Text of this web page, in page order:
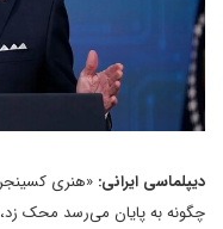
دیپلماسی ایرانی: «هنری
چگونه به پایان می‌رسد محک زد،